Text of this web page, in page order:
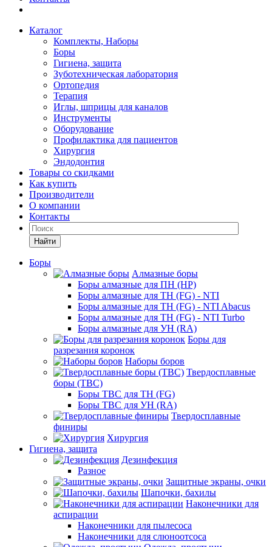
Каталог
Комплекты, Наборы
Боры
Гигиена, защита
Зуботехническая лаборатория
Ортопедия
Терапия
Иглы, шприцы для каналов
Инструменты
Оборудование
Профилактика для пациентов
Хирургия
Эндодонтия
Товары со скидками
Как купить
Производители
О компании
Контакты
Найти
Боры
Алмазные боры
Боры алмазные для ПН (HP)
Боры алмазные для ТН (FG) - NTI
Боры алмазные для ТН (FG) - NTI Abacus
Боры алмазные для ТН (FG) - NTI Turbo
Боры алмазные для УН (RA)
Боры для
разрезания коронок
Наборы боров
Твердосплавные
боры (ТВС)
Боры ТВС для ТН (FG)
Боры ТВС для УН (RA)
Твердосплавные
финиры
Хирургия
Гигиена, защита
Дезинфекция
Разное
Защитные экраны, очки
Шапочки, бахилы
Наконечники для
аспирации
Наконечники для пылесоса
Наконечники для слюноотсоса